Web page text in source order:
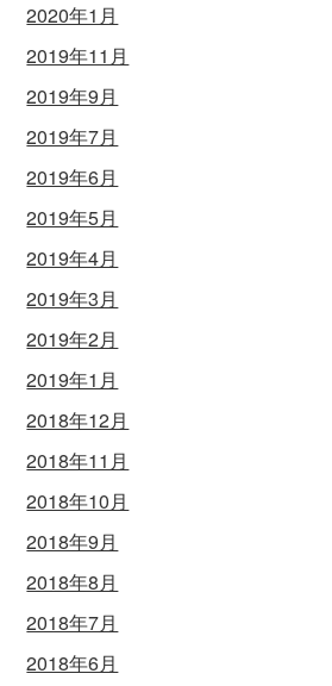
2020年1月
2019年11月
2019年9月
2019年7月
2019年6月
2019年5月
2019年4月
2019年3月
2019年2月
2019年1月
2018年12月
2018年11月
2018年10月
2018年9月
2018年8月
2018年7月
2018年6月